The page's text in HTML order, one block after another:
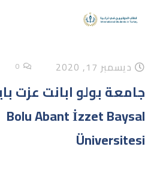
ديسمبر 17, 2020 0
جامعة بولو ابانت عزت
Bolu Abant İzzet Baysal
Üniversitesi